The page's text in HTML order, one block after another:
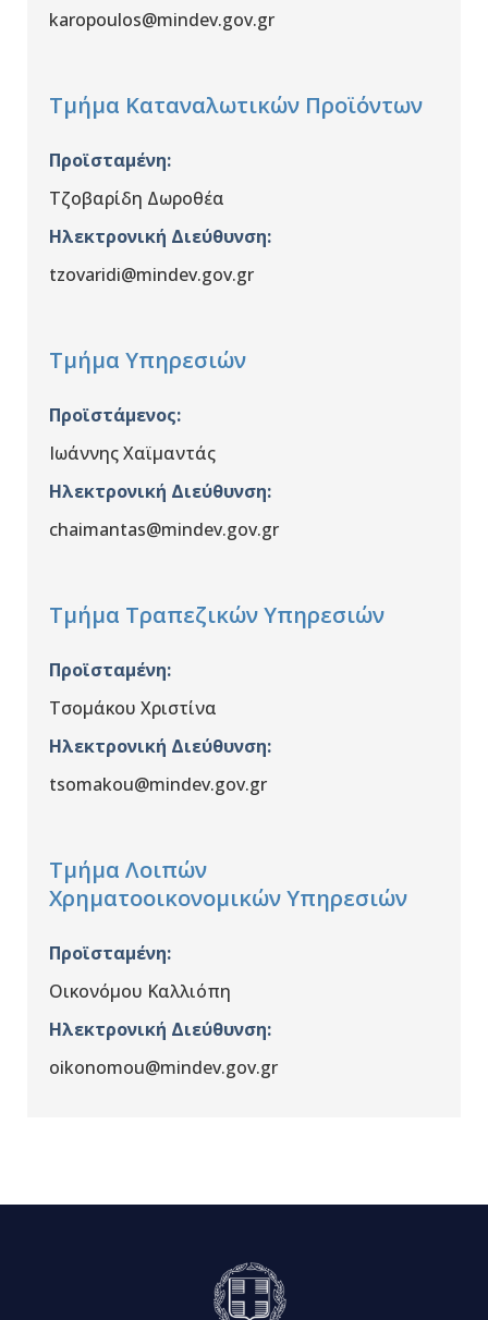
karopoulos@mindev.gov.gr
Τμήμα Καταναλωτικών Προϊόντων
Προϊσταμένη:
Τζοβαρίδη Δωροθέα
Ηλεκτρονική Διεύθυνση:
tzovaridi@mindev.gov.gr
Τμήμα Υπηρεσιών
Προϊστάμενος:
Ιωάννης Χαϊμαντάς
Ηλεκτρονική Διεύθυνση:
chaimantas@mindev.gov.gr
Τμήμα Τραπεζικών Υπηρεσιών
Προϊσταμένη:
Τσομάκου Χριστίνα
Ηλεκτρονική Διεύθυνση:
tsomakou@mindev.gov.gr
Τμήμα Λοιπών
Χρηματοοικονομικών Υπηρεσιών
Προϊσταμένη:
Οικονόμου Καλλιόπη
Ηλεκτρονική Διεύθυνση:
oikonomou@mindev.gov.gr